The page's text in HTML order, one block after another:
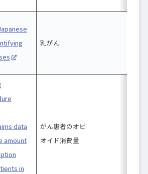
乳がん
data
amount
in
がん患者のオピ
オイド消費量